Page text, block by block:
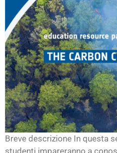
Breve descrizione In questa
studenti impareranno a